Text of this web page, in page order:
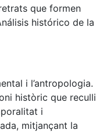
que formen
histórico de la
i l’antropologia.
històric que reculli
i
mitjançant la